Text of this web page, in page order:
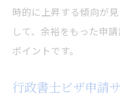
時的に上昇する傾向が
して、余裕をもった申
ポイントです。
行政書士ビザ申請